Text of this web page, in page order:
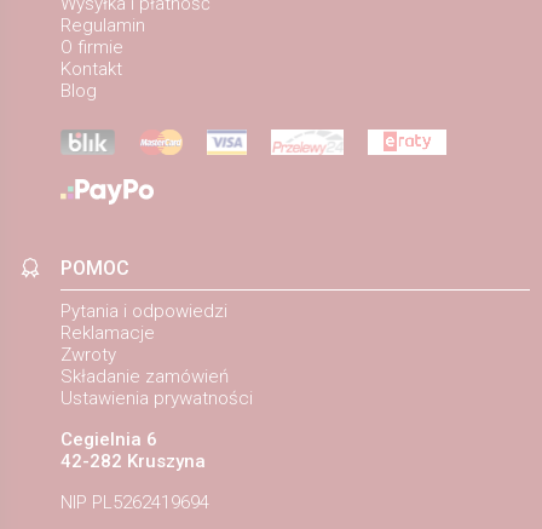
Regulamin
O firmie
Kontakt
Blog
POMOC
Pytania i odpowiedzi
Reklamacje
Zwroty
Składanie zamówień
Ustawienia prywatności
Cegielnia 6
42-282 Kruszyna
NIP PL5262419694